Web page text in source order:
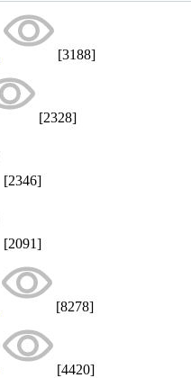
[3188]
[2328]
[2346]
[2091]
[8278]
[4420]